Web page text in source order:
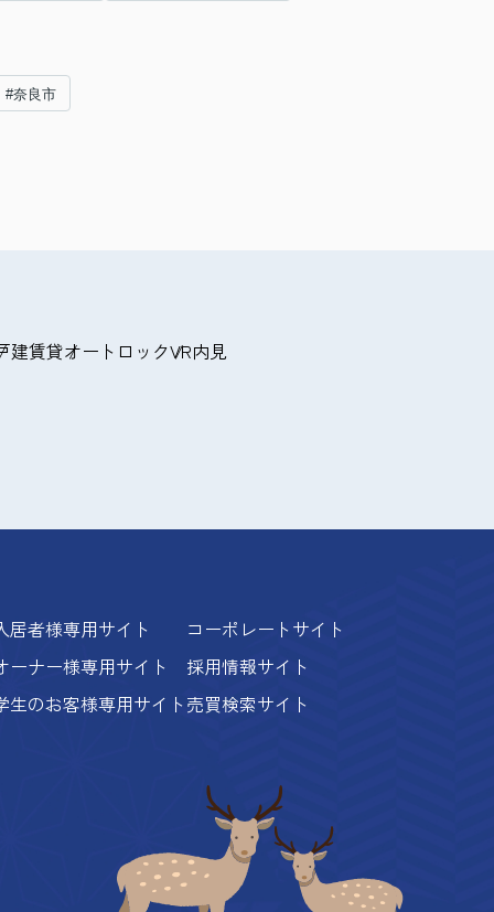
#奈良市
建賃貸オートロックVR内見
居者様専用サイト
ーナー様専用サイト
生のお客様専用サイト
コーポレートサイト
採用情報サイト
売買検索サイト